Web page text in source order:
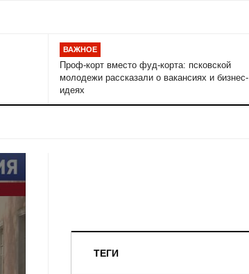
ВАЖНОЕ
Проф-корт вместо фуд-корта: псковской
молодежи рассказали о вакансиях и бизнес-
идеях
ТЕГИ